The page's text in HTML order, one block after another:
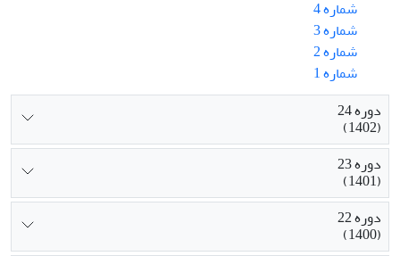
شماره 4
شماره 3
شماره 2
شماره 1
دوره 24
(1402)
دوره 23
(1401)
دوره 22
(1400)